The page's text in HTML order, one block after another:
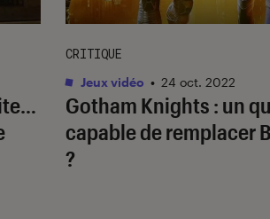
…
Gotham Knights : un
capable de remplacer
?
CRITIQUE
Jeux vidéo • 24 oct. 2022